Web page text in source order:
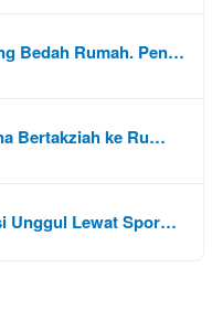
Bedah Rumah. Pen…
Bertakziah ke Ru…
Unggul Lewat Spor…